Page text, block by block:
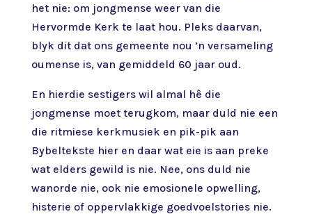
het nie: om jongmense weer van die
Hervormde Kerk te laat hou. Pleks daarvan,
blyk dit dat ons gemeente nou ’n versameling
oumense is, van gemiddeld 60 jaar oud.
En hierdie sestigers wil almal hê die
jongmense moet terugkom, maar duld nie een
die ritmiese kerkmusiek en pik-pik aan
Bybeltekste hier en daar wat eie is aan preke
wat elders gewild is nie. Nee, ons duld nie
wanorde nie, ook nie emosionele opwelling,
histerie of oppervlakkige goedvoelstories nie.